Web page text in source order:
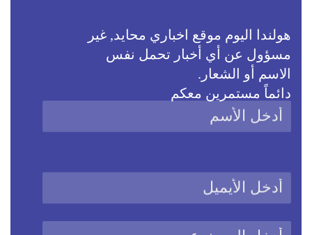
هولندا اليوم موقع اخباري محايد, غير
مسؤول عن أي أخبار تحمل نفس
الاسم أو الشعار.
دائماً مستمرين معكم